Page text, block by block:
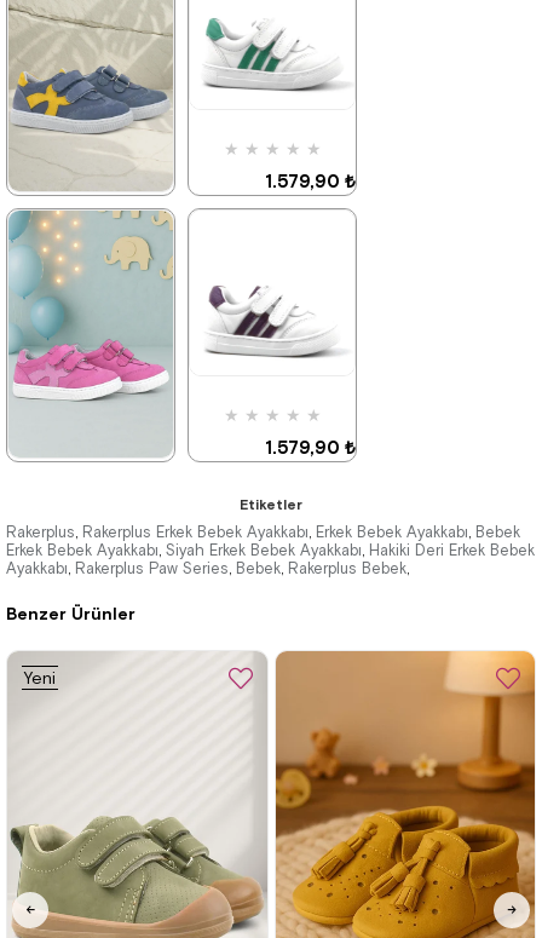
Benzer Ürünler
Yeni
2.709,90 ₺
%42İndirim
Ücretsiz
Kargo
2.709,90 ₺
Tükeniyor
★ ★
1.579,90 ₺
2.709,90 ₺
%42İndirim
Ücretsiz
Kargo
★ ★ ★ ★ ★
1.579,90 ₺
2.709,90 ₺
%42İndirim
1.579,90 ₺
2.709,90 ₺
%42İndirim
Ücretsiz
★ ★ ★ ★ ★
1.579,90 ₺
%42İndirim
Etiketler
Rakerplus, Rakerplus Erkek Bebek Ayakkabı, Erkek Bebek Ayakkabı, Bebek
Erkek Bebek Ayakkabı, Siyah Erkek Bebek Ayakkabı, Hakiki Deri Erkek Bebek
Ayakkabı, Rakerplus Paw Series, Bebek, Rakerplus Bebek,